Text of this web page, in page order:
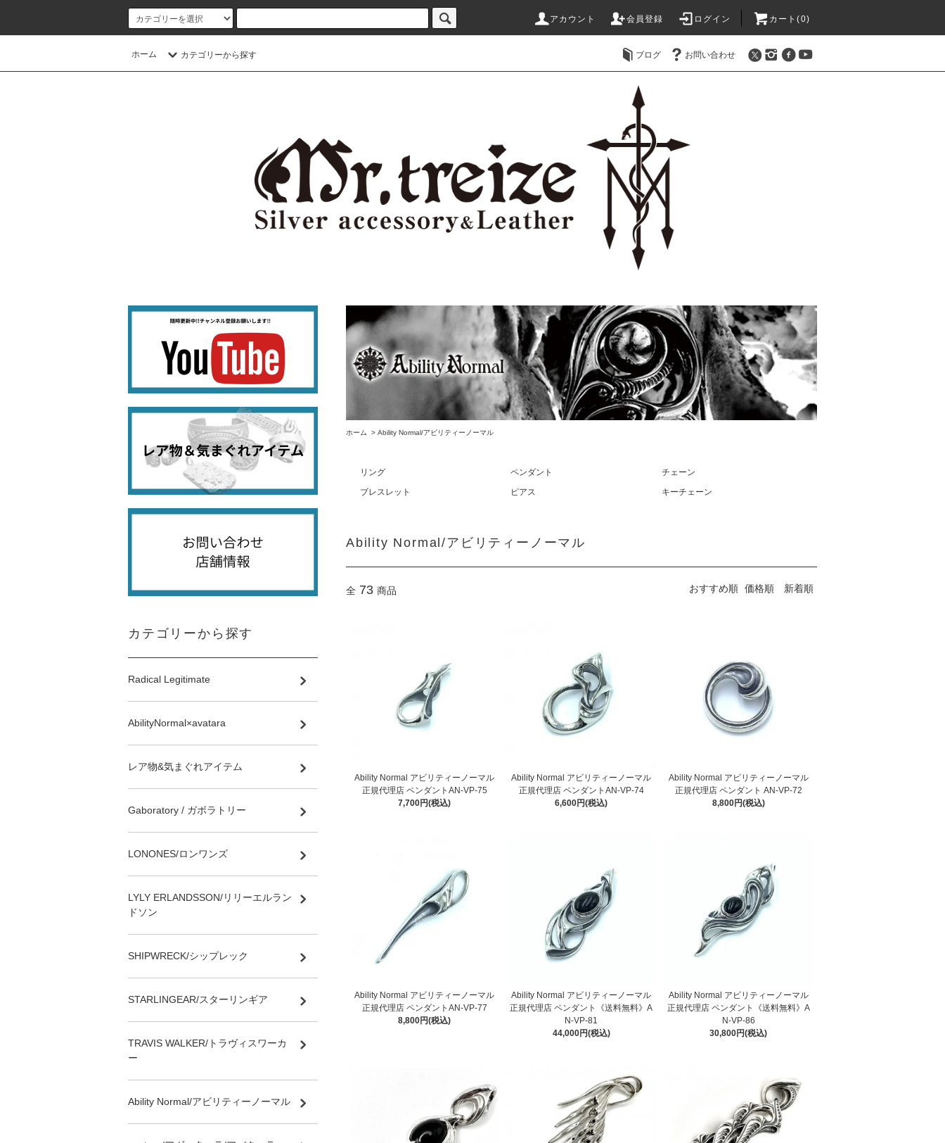
アカウント 会員登録 ログイン カート(0)
ホーム カテゴリーから探す ブログ お問い合わせ
ホーム > Ability Normal/アビリティーノーマル
リング ペンダント
チェーン
ブレスレット
ピアス キーチェーン
Ability Normal/アビリティーノーマル
全 73 商品 おすすめ順 価格順 新着順
Ability Normal アビリティーノーマル
正規代理店 ペンダントAN-VP-75
7,700円(税込)
Ability Normal アビリティーノーマル
正規代理店 ペンダントAN-VP-74
6,600円(税込)
Ability Normal アビリティーノーマル
正規代理店 ペンダント AN-VP-72
8,800円(税込)
Ability Normal アビリティーノーマル
正規代理店 ペンダントAN-VP-77
8,800円(税込)
Ability Normal アビリティーノーマル
正規代理店 ペンダント《送料無料》A
N-VP-81
44,000円(税込)
Ability Normal アビリティーノーマル
正規代理店 ペンダント《送料無料》A
N-VP-86
30,800円(税込)
カテゴリーから探す
Radical Legitimate
AbilityNormal×avatara
レア物&気まぐれアイテム
Gaboratory / ガボラトリー
LONONES/ロンワンズ
LYLY ERLANDSSON/リリーエルラン
ドソン
SHIPWRECK/シップレック
STARLINGEAR/スターリンギア
TRAVIS WALKER/トラヴィスワーカ
ー
Ability Normal/アビリティーノーマル